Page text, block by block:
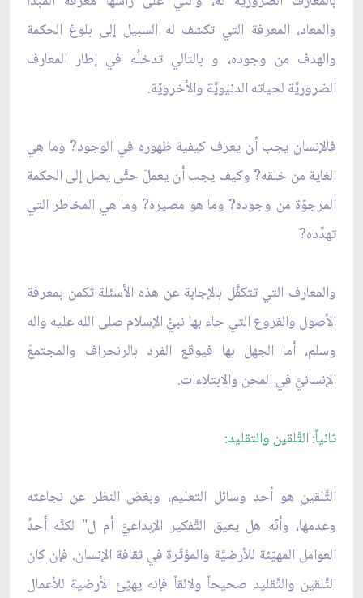
والمعاد، المعرفة التي تكشف له السبيل إلى بلوغ الحكمة
والهدف من وجوده، و بالتالي تدخلُه في إطار المعارف
الضروريَّة لحياته الدنيويَّة والأخرويّة.
فالإنسان يجب أن يعرف كيفية ظهوره في الوجود? وما هي
الغاية من خلقه? وكيف يجب أن يعملَ حتَّى يصل إلى الحكمة
المرجوّة من وجوده? وما هو مصيره? وما هي المخاطر التي
تهدِّده?
والمعارف التي تتكفَّل بالإجابة عن هذه الأسئلة تكمن بمعرفة
الأصول والفروع التي جاء بها نبيُّ الإسلام صلى الله عليه واله
وسلم، أما الجهل بها فيوقع الفرد بالرنحراف والمجتمعَ
الإنسانيَّ في المحن والابتلاءات.
ثانياً: التَّلقين والتقليد:
التَّلقين هو أحد وسائل التعليم، وبغض النظر عن نجاعته
وعدمها، وأنّه هل يعيق التَّفكير الإبداعيَّ أم ل" لكنَّه أحدُ
العوامل المهيّئة للأرضيَّة والمؤثّرة في ثقافة الإنسان. فإن كان
التَّلقين والتَّقليد صحيحاً ولائقاً فإنه يهيّئ الأرضية للأعمال